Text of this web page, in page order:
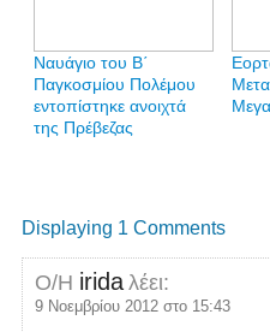
Ναυάγιο του Β΄
Παγκοσμίου Πολέμου
εντοπίστηκε ανοιχτά
της Πρέβεζας
Displaying 1 Comments
Ο/Η irida λέει:
9 Νοεμβρίου 2012 στο 15:43